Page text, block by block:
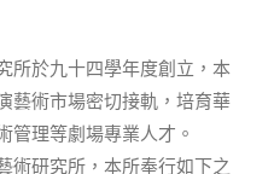
所於九十四學年度創立，本
藝術市場密切接軌，培育華
管理等劇場專業人才。
術研究所，本所奉行如下之